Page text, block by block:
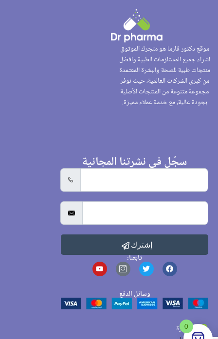
موقع دكتور فارما هو متجرك الموثوق
لشراء جميع المستلزمات الطبية وافضل
منتجات طبية للصحة والبشرة المعتمدة
من كبرى الشركات العالمية، حيث نوفر
مجموعة متنوعة من المنتجات الأصلية
بجودة عالية، مع خدمة عملاء مميزة.
سجّل في نشرتنا المجانية
إشترك
تابعنا:
وسائل الدفع
القاهرة
0